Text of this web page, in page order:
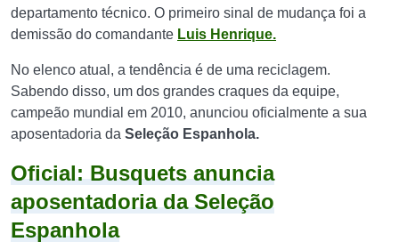
departamento técnico. O primeiro sinal de mudança foi a
demissão do comandante Luis Henrique.
No elenco atual, a tendência é de uma reciclagem.
Sabendo disso, um dos grandes craques da equipe,
campeão mundial em 2010, anunciou oficialmente a sua
aposentadoria da Seleção Espanhola.
Oficial: Busquets anuncia
aposentadoria da Seleção
Espanhola